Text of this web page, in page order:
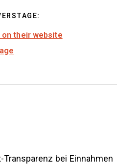
on their website
bei Einnahmen